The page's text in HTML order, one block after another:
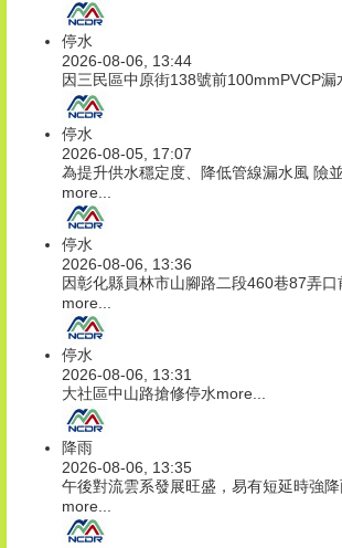
停水
2026-08-06, 13:44
因三民區中原街138號前100mmPVCP漏
停水
2026-08-05, 17:07
為提升供水穩定度、降低管線漏水風 險
more...
停水
2026-08-06, 13:36
因彰化縣員林市山腳路二段460巷87弄
more...
停水
2026-08-06, 13:31
大社區中山路搶修停水more...
降雨
2026-08-06, 13:35
午後對流雲系發展旺盛，易有短延時強
more...